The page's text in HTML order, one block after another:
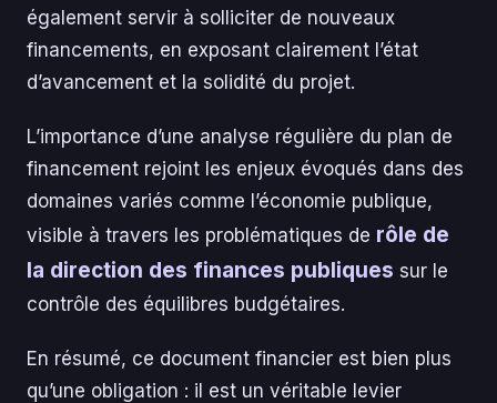
également servir à solliciter de nouveaux
financements, en exposant clairement l’état
d’avancement et la solidité du projet.
L’importance d’une analyse régulière du plan de
financement rejoint les enjeux évoqués dans des
domaines variés comme l’économie publique,
visible à travers les problématiques de rôle de
la direction des finances publiques sur le
contrôle des équilibres budgétaires.
En résumé, ce document financier est bien plus
qu’une obligation : il est un véritable levier